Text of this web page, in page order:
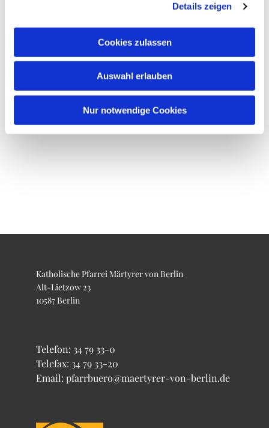
Details zeigen
Cookies zulassen
Auswahl erlauben
Nur notwendige Cookies
Katholische Pfarrei Märtyrer von Berlin
Alt-Lietzow 23
10587 Berlin
Telefon: 34 79 33-0
Telefax: 34 79 33-20
Email: pfarrbuero@maertyrer-von-berlin.de